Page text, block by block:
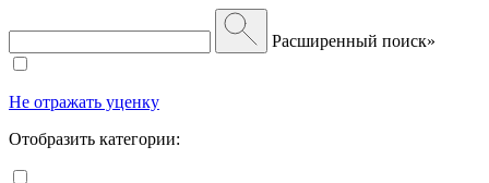
Расширенный поиск»
Не отражать уценку
Отобразить категории: